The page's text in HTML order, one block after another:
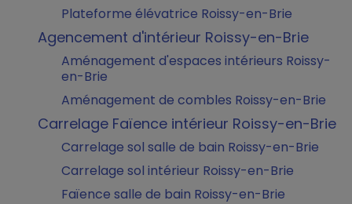
Plateforme élévatrice Roissy-en-Brie
Agencement d'intérieur Roissy-en-Brie
Aménagement d'espaces intérieurs Roissy-
en-Brie
Aménagement de combles Roissy-en-Brie
Carrelage Faïence intérieur Roissy-en-Brie
Carrelage sol salle de bain Roissy-en-Brie
Carrelage sol intérieur Roissy-en-Brie
Faïence salle de bain Roissy-en-Brie